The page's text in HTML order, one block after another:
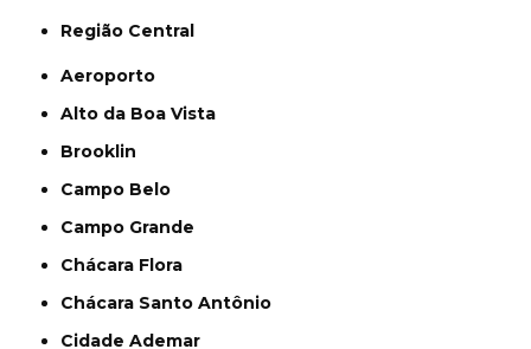
Região Central
Aeroporto
Alto da Boa Vista
Brooklin
Campo Belo
Campo Grande
Chácara Flora
Chácara Santo Antônio
Cidade Ademar